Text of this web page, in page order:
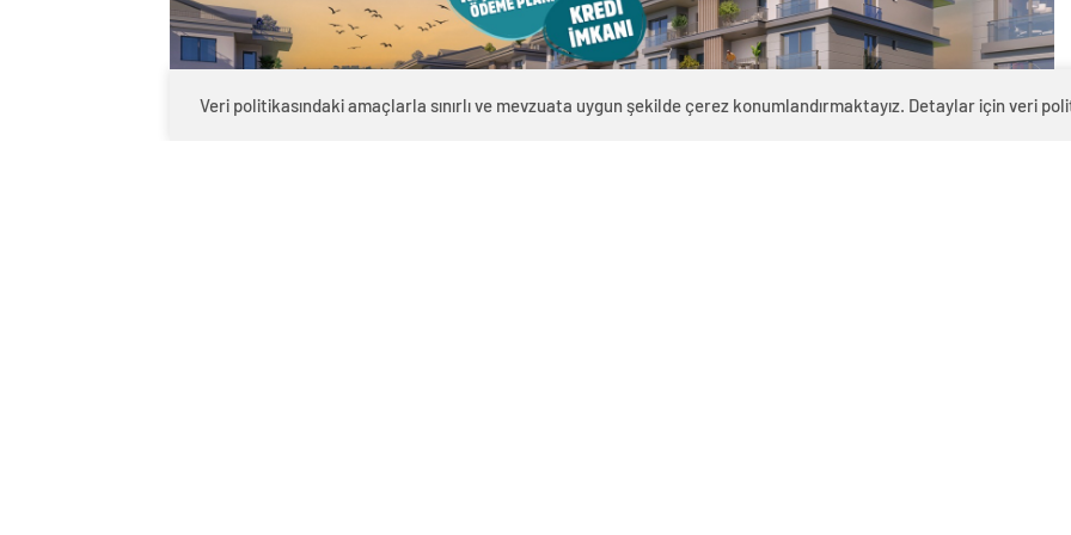
Veri politikasındaki amaçlarla sınırlı ve mevzuata uygun şekilde çerez konumlandırmaktayız. Detaylar için veri